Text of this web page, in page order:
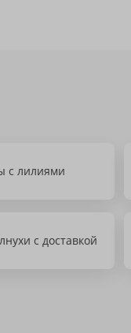
с лилиями
с доставкой